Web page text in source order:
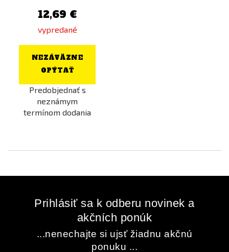
12,69 €
vypredané
NEZÁVÄZNE
OPÝTAŤ
Predobjednať s
neznámym
termínom dodania
Prihlásiť sa k odberu novinek a
akčních ponúk
...nenechajte si ujsť žiadnu akčnú
ponuku ...